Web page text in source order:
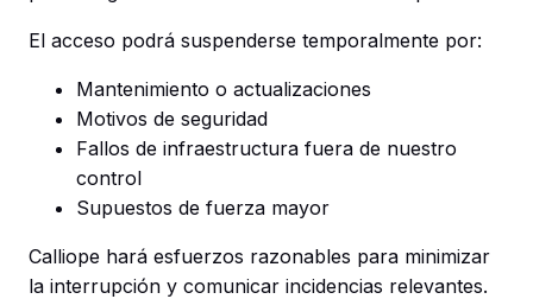
El acceso podrá suspenderse temporalmente por:
Mantenimiento o actualizaciones
Motivos de seguridad
Fallos de infraestructura fuera de nuestro
control
Supuestos de fuerza mayor
Calliope hará esfuerzos razonables para minimizar
la interrupción y comunicar incidencias relevantes.